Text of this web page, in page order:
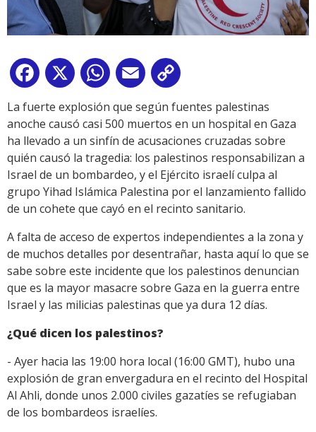
Facebook
X WhatsApp
Email
Link
La fuerte explosión que según fuentes palestinas
anoche causó casi 500 muertos en un hospital en Gaza
ha llevado a un sinfín de acusaciones cruzadas sobre
quién causó la tragedia: los palestinos responsabilizan a
Israel de un bombardeo, y el Ejército israelí culpa al
grupo Yihad Islámica Palestina por el lanzamiento fallido
de un cohete que cayó en el recinto sanitario.
A falta de acceso de expertos independientes a la zona y
de muchos detalles por desentrañar, hasta aquí lo que se
sabe sobre este incidente que los palestinos denuncian
que es la mayor masacre sobre Gaza en la guerra entre
Israel y las milicias palestinas que ya dura 12 días.
¿Qué dicen los palestinos?
- Ayer hacia las 19:00 hora local (16:00 GMT), hubo una
explosión de gran envergadura en el recinto del Hospital
Al Ahli, donde unos 2.000 civiles gazatíes se refugiaban
de los bombardeos israelíes.